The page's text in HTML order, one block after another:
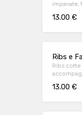
impanate,
13.00 €
Ribs e
Ribs cotte
13.00 €